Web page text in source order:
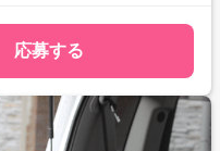
応募する